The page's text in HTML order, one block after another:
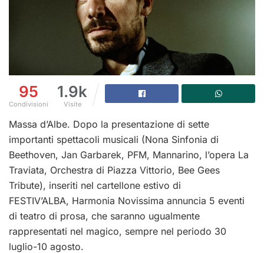
95
Condivisioni
1.9k
Visite
Massa d’Albe. Dopo la presentazione di sette
importanti spettacoli musicali (Nona Sinfonia di
Beethoven, Jan Garbarek, PFM, Mannarino, l’opera La
Traviata, Orchestra di Piazza Vittorio, Bee Gees
Tribute), inseriti nel cartellone estivo di
FESTIV’ALBA, Harmonia Novissima annuncia 5 eventi
di teatro di prosa, che saranno ugualmente
rappresentati nel magico, sempre nel periodo 30
luglio-10 agosto.